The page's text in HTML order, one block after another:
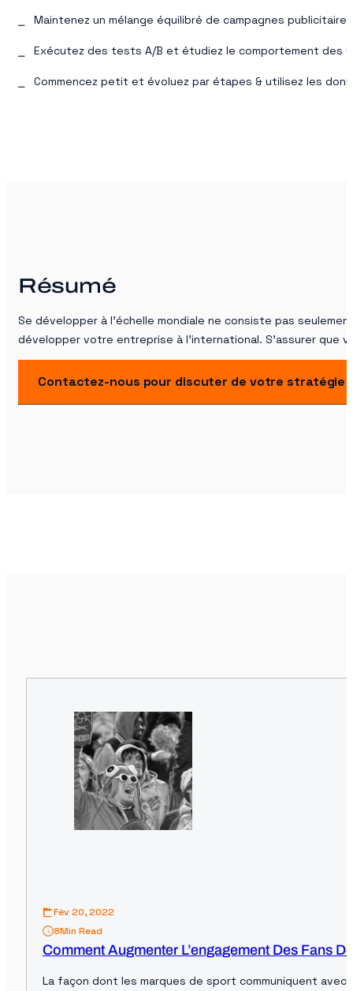
Maintenez un mélange équilibré de campagnes
Exécutez des tests A/B et étudiez le comportement
Commencez petit et évoluez par étapes & utilisez les
Résumé
Se développer à l’échelle mondiale ne consiste pas
développer votre entreprise à l’international. S’assurer
Contactez-nous pour discuter de votre
Comment Augmenter L’engagement Des Fans
La façon dont les marques de sport communiquent
Fév 20, 2022
Min Read
8